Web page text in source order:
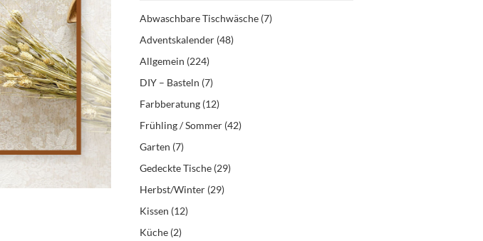
Abwaschbare Tischwäsche (7)
Adventskalender (48)
Allgemein (224)
DIY – Basteln (7)
Farbberatung (12)
Frühling / Sommer (42)
Garten (7)
Gedeckte Tische (29)
Herbst/Winter (29)
Kissen (12)
Küche (2)